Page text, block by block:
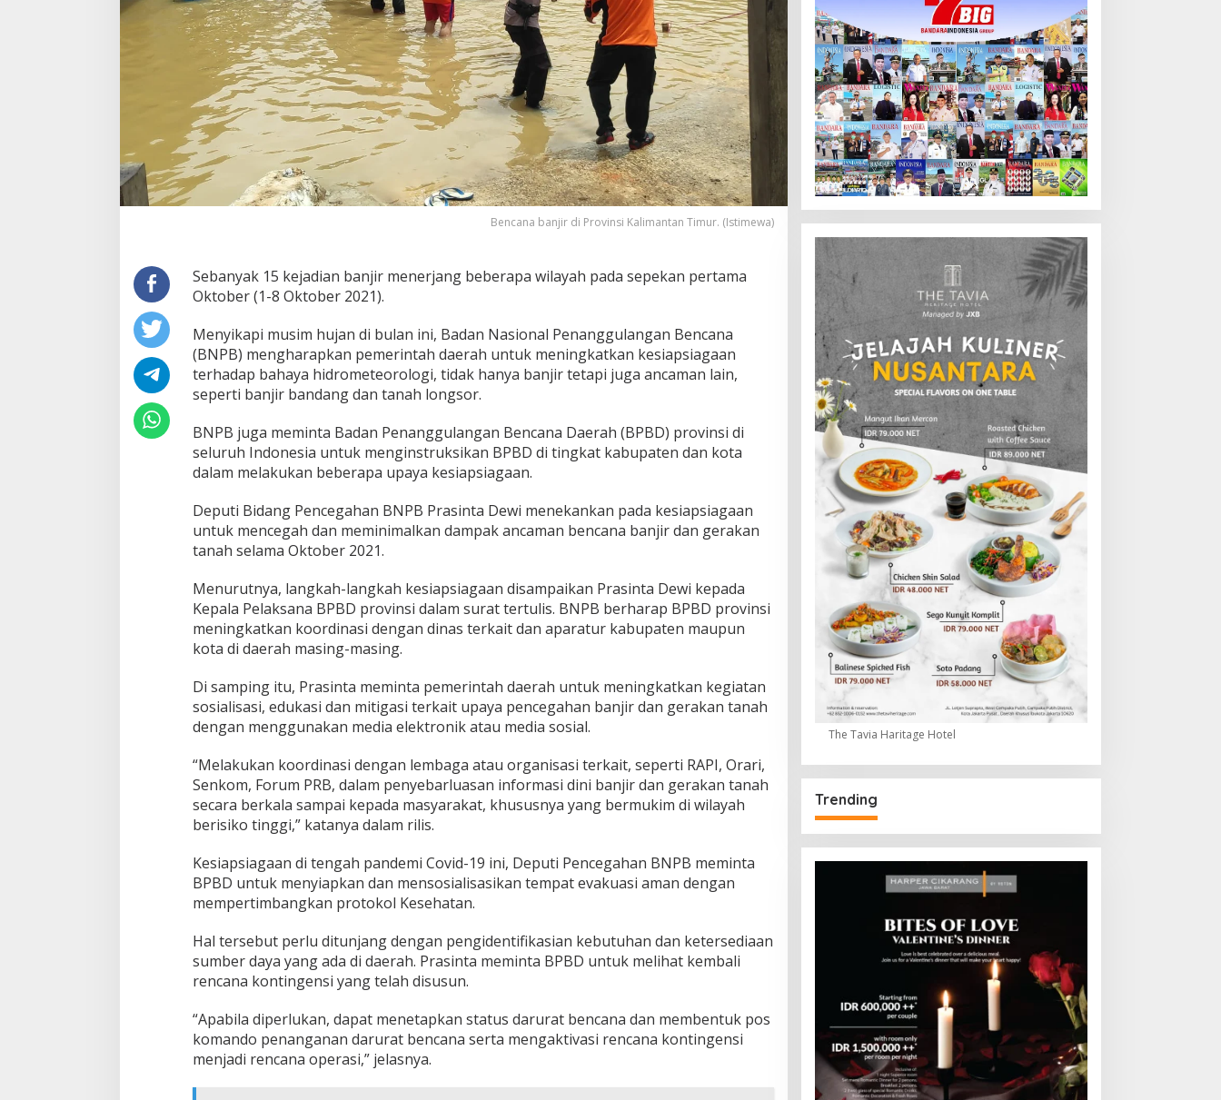
S
A
G
A
A
N
I
M
N
D
M
P
A
K
B
N
C
A
N
Bencana banjir di Provinsi Kalimantan Timur. (Istimewa)
Sebanyak 15 kejadian banjir menerjang beberapa wilayah pada sepekan pertama
Oktober (1-8 Oktober 2021).
Menyikapi musim hujan di bulan ini, Badan Nasional Penanggulangan Bencana
(BNPB) mengharapkan pemerintah daerah untuk meningkatkan kesiapsiagaan
terhadap bahaya hidrometeorologi, tidak hanya banjir tetapi juga ancaman lain,
seperti banjir bandang dan tanah longsor.
BNPB juga meminta Badan Penanggulangan Bencana Daerah (BPBD) provinsi di
seluruh Indonesia untuk menginstruksikan BPBD di tingkat kabupaten dan kota
dalam melakukan beberapa upaya kesiapsiagaan.
Deputi Bidang Pencegahan BNPB Prasinta Dewi menekankan pada kesiapsiagaan
untuk mencegah dan meminimalkan dampak ancaman bencana banjir dan gerakan
tanah selama Oktober 2021.
Menurutnya, langkah-langkah kesiapsiagaan disampaikan Prasinta Dewi kepada
Kepala Pelaksana BPBD provinsi dalam surat tertulis. BNPB berharap BPBD provinsi
meningkatkan koordinasi dengan dinas terkait dan aparatur kabupaten maupun
kota di daerah masing-masing.
Di samping itu, Prasinta meminta pemerintah daerah untuk meningkatkan kegiatan
sosialisasi, edukasi dan mitigasi terkait upaya pencegahan banjir dan gerakan tanah
dengan menggunakan media elektronik atau media sosial.
“Melakukan koordinasi dengan lembaga atau organisasi terkait, seperti RAPI, Orari,
Senkom, Forum PRB, dalam penyebarluasan informasi dini banjir dan gerakan tanah
secara berkala sampai kepada masyarakat, khususnya yang bermukim di wilayah
berisiko tinggi,” katanya dalam rilis.
Kesiapsiagaan di tengah pandemi Covid-19 ini, Deputi Pencegahan BNPB meminta
BPBD untuk menyiapkan dan mensosialisasikan tempat evakuasi aman dengan
mempertimbangkan protokol Kesehatan.
Hal tersebut perlu ditunjang dengan pengidentifikasian kebutuhan dan ketersediaan
sumber daya yang ada di daerah. Prasinta meminta BPBD untuk melihat kembali
rencana kontingensi yang telah disusun.
“Apabila diperlukan, dapat menetapkan status darurat bencana dan membentuk pos
komando penanganan darurat bencana serta mengaktivasi rencana kontingensi
menjadi rencana operasi,” jelasnya.
The Tavia Haritage Hotel
Trending